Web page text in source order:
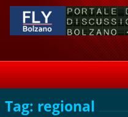
Tag: regional